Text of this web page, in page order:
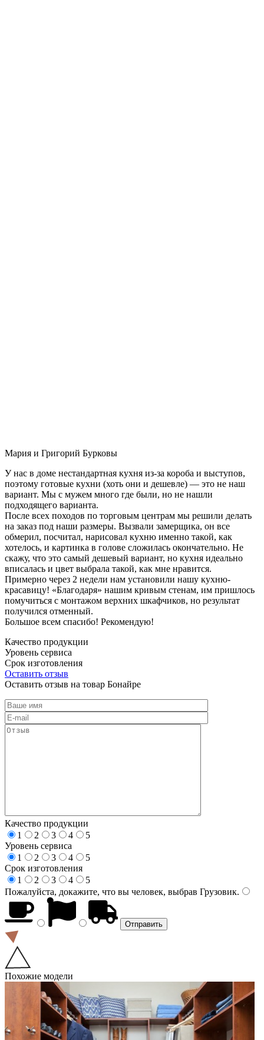
Мария и Григорий Бурковы
У нас в доме нестандартная кухня из-за короба и выступов,
поэтому готовые кухни (хоть они и дешевле) — это не наш
вариант. Мы с мужем много где были, но не нашли
подходящего варианта.
После всех походов по торговым центрам мы решили делать
на заказ под наши размеры. Вызвали замерщика, он все
обмерил, посчитал, нарисовал кухню именно такой, как
хотелось, и картинка в голове сложилась окончательно. Не
скажу, что это самый дешевый вариант, но кухня идеально
вписалась и цвет выбрала такой, как мне нравится.
Примерно через 2 недели нам установили нашу кухню-
красавицу! «Благодаря» нашим кривым стенам, им пришлось
помучиться с монтажом верхних шкафчиков, но результат
получился отменный.
Большое всем спасибо! Рекомендую!
Качество продукции
Уровень сервиса
Срок изготовления
Оставить отзыв
Оставить отзыв на товар Бонайре
Качество продукции
1
2 3 4
5
Уровень сервиса
1
2 3 4
5
Срок изготовления
1
2 3 4
5
Пожалуйста, докажите, что вы человек, выбрав Грузовик.
Похожие модели